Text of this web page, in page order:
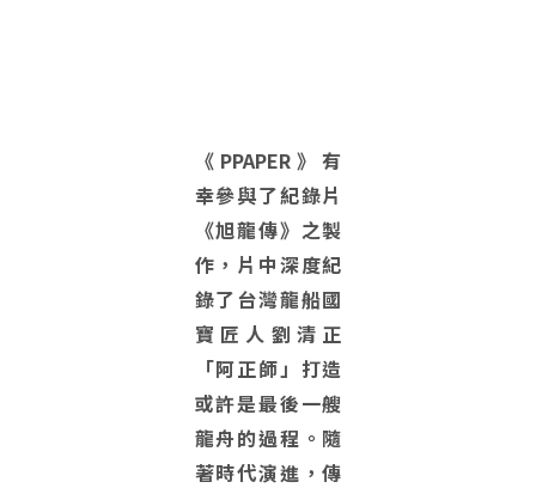
《PPAPER》有
幸參與了紀錄片
《旭龍傳》之製
作，片中深度紀
錄了台灣龍船國
寶匠人劉清正
「阿正師」打造
或許是最後一艘
龍舟的過程。隨
著時代演進，傳